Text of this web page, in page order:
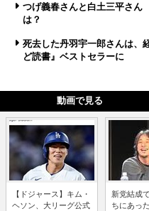
つげ義春さんと白土三平さ
は？
死去した丹羽宇一郎さんは
ど読書』ベストセラーに
動画で見る
【ドジャース】キム・
ヘソン、大リーグ公式
新党結成
ちにあっ